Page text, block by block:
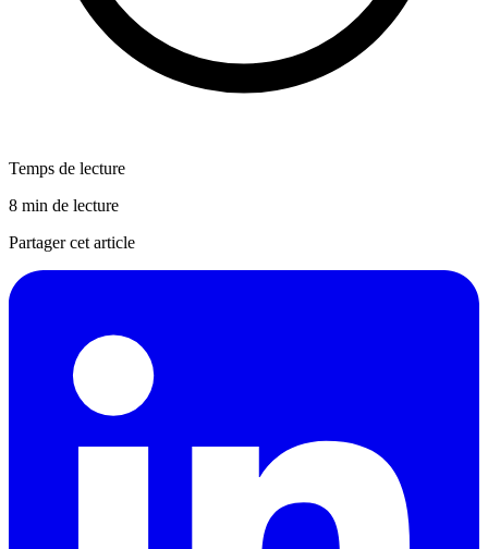
Temps de lecture
8 min de lecture
Partager cet article